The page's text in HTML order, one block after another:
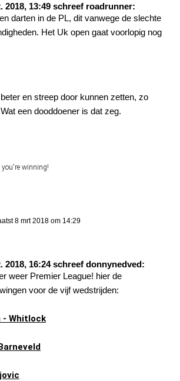
2018, 13:49 schreef roadrunner:
darten in de PL, dit vanwege de slechte
Het Uk open gaat voorlopig nog
en streep door kunnen zetten, zo
een dooddoener is dat zeg.
winning!
8 mrt 2018 om 14:29
2018, 16:24 schreef donnynedved:
weer Premier League! hier de
voor de vijf wedstrijden:
- Whitlock